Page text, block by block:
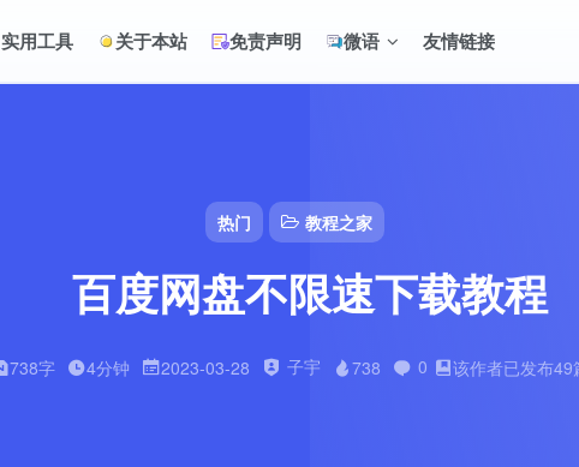
热门 教程之家
百度网盘不限速下载教程
738字 4分钟 2023-03-28 子宇 738 0 该作者已发布49
实用工具 关于本站 免责声明 微语 友情链接